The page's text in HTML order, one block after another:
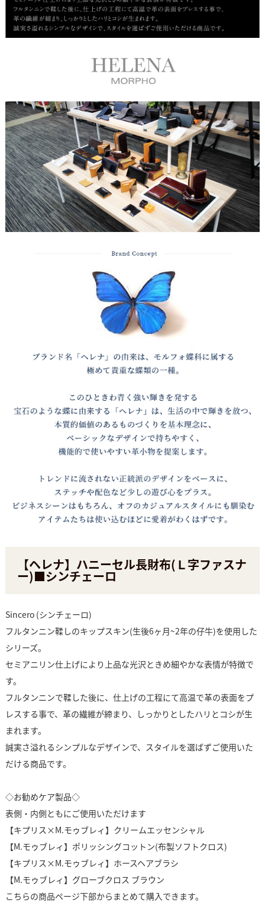
【ヘレナ】ハニーセル長財布(Ｌ字ファスナ
ー)■シンチェーロ
Sincero (シンチェーロ)
フルタンニン鞣しのキップスキン(生後6ヶ月~2年の仔牛)を使用した
シリーズ。
セミアニリン仕上げにより上品な光沢ときめ細やかな表情が特徴で
す。
フルタンニンで鞣した後に、仕上げの工程にて高温で革の表面をプ
レスする事で、革の繊維が締まり、しっかりとしたハリとコシが生
まれます。
誠実さ溢れるシンプルなデザインで、スタイルを選ばずご使用いた
だける商品です。
◇お勧めケア製品◇
表側・内側ともにご使用いただけます
【キプリス×M.モゥブレィ】クリームエッセンシャル
【M.モゥブレィ】ポリッシングコットン(布製ソフトクロス)
【キプリス×M.モゥブレィ】ホースヘアブラシ
【M.モゥブレィ】グローブクロス ブラウン
こちらの商品ページ下部からまとめて購入できます。